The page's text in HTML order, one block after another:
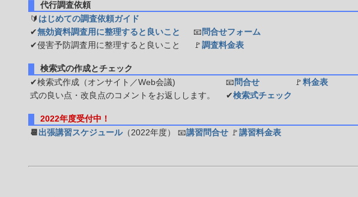
代行調査依頼
🔰 はじめての調査依頼ガイド
✔無効資料調査用に整理すると良いこと 📧 問合せフォーム
✔侵害予防調査用に整理すると良いこと
🚩 調査料金表
検索式の作成とチェック
✔検索式作成（オンサイト／Web会議)
📧 問合せ 🚩 料金表
式の良い点・改良点のコメントをお返しします。
✔検索式チェック
2022年度受付中！
📆 出張講習スケジュール（2022年度） 📧講習問合せ 🚩 講習料金表